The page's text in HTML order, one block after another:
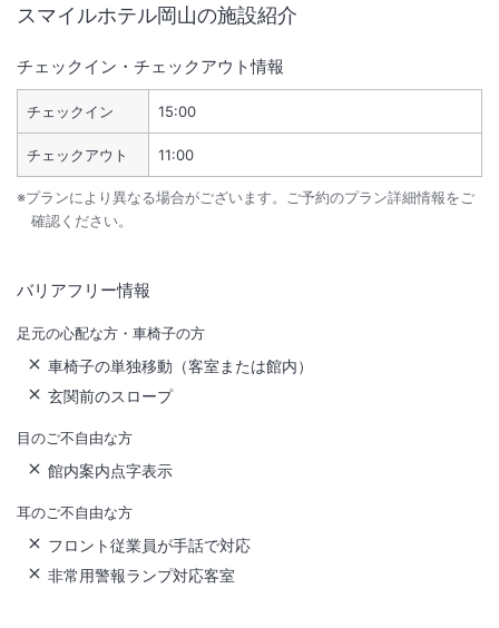
スマイルホテル岡山の施設紹介
チェックイン・チェックアウト情報
チェックイン 15:00
チェックアウト 11:00
※プランにより異なる場合がございます。ご予約のプラン詳細情報をご
確認ください。
バリアフリー情報
足元の心配な方・車椅子の方
車椅子の単独移動（客室または館内）
玄関前のスロープ
目のご不自由な方
館内案内点字表示
耳のご不自由な方
フロント従業員が手話で対応
非常用警報ランプ対応客室